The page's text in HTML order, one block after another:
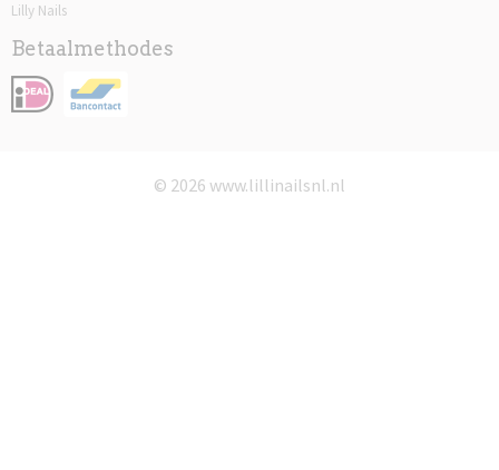
Lilly Nails
Betaalmethodes
© 2026 www.lillinailsnl.nl